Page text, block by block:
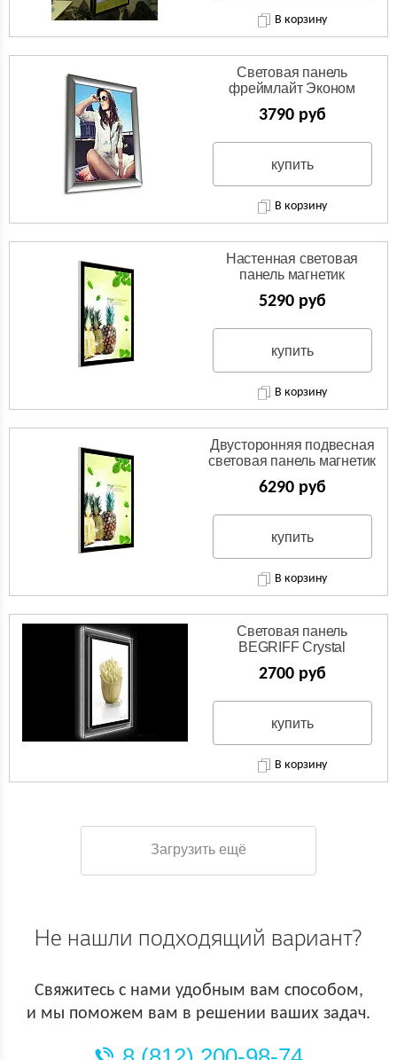
В корзину
Световая панель
фреймлайт Эконом
3790 руб
купить
В корзину
Настенная световая
панель магнетик
5290 руб
купить
В корзину
Двусторонняя подвесная
световая панель магнетик
6290 руб
купить
В корзину
Световая панель
BEGRIFF Crystal
односторонняя настенная
2700 руб
купить
В корзину
Загрузить ещё
Не нашли подходящий вариант?
Свяжитесь с нами удобным вам способом,
и мы поможем вам в решении ваших задач.